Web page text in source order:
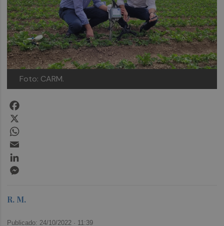
Foto: CARM.
R. M.
Publicado: 24/10/2022 · 11:39